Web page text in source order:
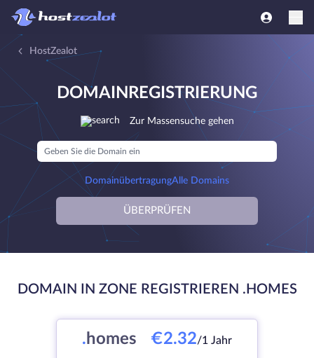
HostZealot
DOMAINREGISTRIERUNG
Zur Massensuche gehen
DomainübertragungAlle Domains
ÜBERPRÜFEN
DOMAIN IN ZONE REGISTRIEREN .HOMES
. homes €2.32/1 Jahr